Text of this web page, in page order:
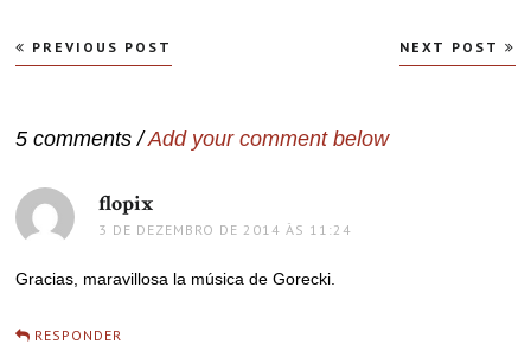
Navegação
de
PREVIOUS POST NEXT POST
5 comments /Add your comment below
flopix
3 DE DEZEMBRO DE 2014 ÀS 11:24
Gracias, maravillosa la música de Gorecki.
RESPONDER